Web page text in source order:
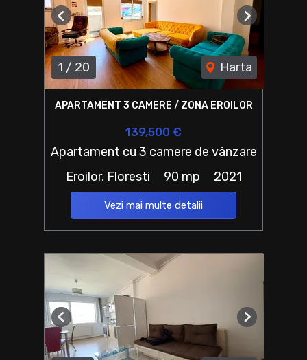
1 / 20 Harta
Previous Next
APARTAMENT 3 CAMERE / ZONA EROILOR
139,500 €
Apartament cu 3 camere de vânzare
Eroilor, Floresti
90 mp 2021
Vezi mai multe detalii
Previous Next